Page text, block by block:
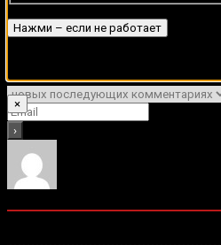
Уведомить о
×